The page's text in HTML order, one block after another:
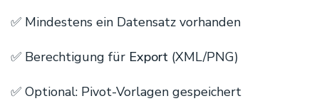
✅ Mindestens ein Datensatz vorhanden
✅ Berechtigung für Export (XML/PNG)
✅ Optional: Pivot-Vorlagen gespeichert